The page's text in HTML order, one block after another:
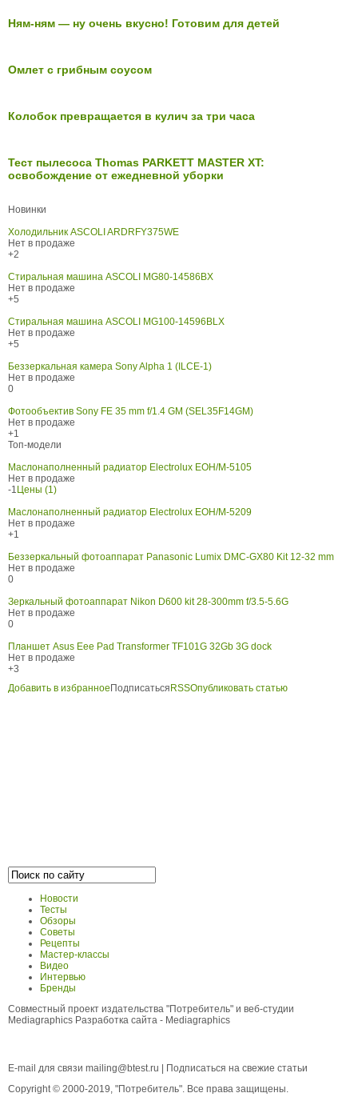
Ням-ням — ну очень вкусно! Готовим для детей
Омлет с грибным соусом
Колобок превращается в кулич за три часа
Тест пылесоса Thomas PARKETT MASTER XT:
освобождение от ежедневной уборки
Новинки
Холодильник ASCOLI ARDRFY375WE
Нет в продаже
+2
Стиральная машина ASCOLI MG80-14586BX
Нет в продаже
+5
Стиральная машина ASCOLI MG100-14596BLX
Нет в продаже
+5
Беззеркальная камера Sony Alpha 1 (ILCE-1)
Нет в продаже
0
Фотообъектив Sony FE 35 mm f/1.4 GM (SEL35F14GM)
Нет в продаже
+1
Топ-модели
Маслонаполненный радиатор Electrolux EOH/M-5105
Нет в продаже
-1 Цены (1)
Маслонаполненный радиатор Electrolux EOH/M-5209
Нет в продаже
+1
Беззеркальный фотоаппарат Panasonic Lumix DMC-GX80 Kit 12-32 mm
Нет в продаже
0
Зеркальный фотоаппарат Nikon D600 kit 28-300mm f/3.5-5.6G
Нет в продаже
0
Планшет Asus Eee Pad Transformer TF101G 32Gb 3G dock
Нет в продаже
+3
Добавить в избранное Подписаться RSSОпубликовать статью
Новости
Тесты
Обзоры
Советы
Рецепты
Мастер-классы
Видео
Интервью
Бренды
Совместный проект издательства "Потребитель" и веб-студии
Mediagraphics Разработка сайта - Mediagraphics
E-mail для связи mailing@btest.ru
Подписаться на свежие статьи
Copyright © 2000-2019, "Потребитель". Все права защищены.